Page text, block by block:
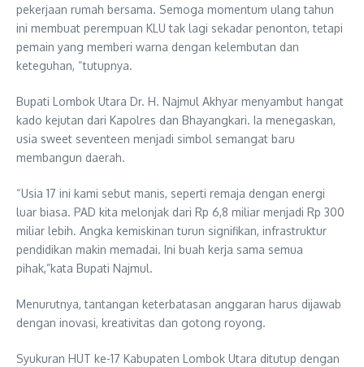
pekerjaan rumah bersama. Semoga momentum ulang tahun
ini membuat perempuan KLU tak lagi sekadar penonton, tetapi
pemain yang memberi warna dengan kelembutan dan
keteguhan, “tutupnya.
Bupati Lombok Utara Dr. H. Najmul Akhyar menyambut hangat
kado kejutan dari Kapolres dan Bhayangkari. Ia menegaskan,
usia sweet seventeen menjadi simbol semangat baru
membangun daerah.
“Usia 17 ini kami sebut manis, seperti remaja dengan energi
luar biasa. PAD kita melonjak dari Rp 6,8 miliar menjadi Rp 300
miliar lebih. Angka kemiskinan turun signifikan, infrastruktur
pendidikan makin memadai. Ini buah kerja sama semua
pihak,”kata Bupati Najmul.
Menurutnya, tantangan keterbatasan anggaran harus dijawab
dengan inovasi, kreativitas dan gotong royong.
Syukuran HUT ke-17 Kabupaten Lombok Utara ditutup dengan